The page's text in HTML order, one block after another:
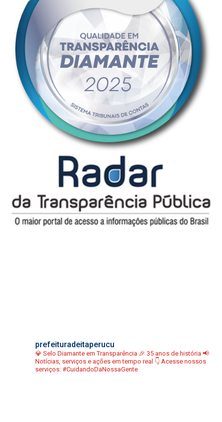
prefeituradeitaperucu
💎 Selo Diamante em Transparência 🎉 35 anos de história 📢
Notícias, serviços e ações em tempo real 👇 Acesse nossos
serviços: #CuidandoDaNossaGente